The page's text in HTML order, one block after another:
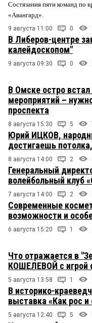
Состязания пяти команд по
«Авангард».
9 августа 11:00 0
В Либеров-центре
калейдоскопом"
9 августа 09:30 0
В Омске остро
мероприятий –
проспекта
8 августа 15:30 5
Юрий ИЦКОВ,
достигаешь
8 августа 14:00 2
Генеральный
волейбольный клуб
7 августа 14:00 2
Современные
возможности и
6 августа 15:20 1
Что отражается в
КОШЕЛЕВОЙ с игрой
5 августа 13:58 1
В историко-
выставка «Как рос
5 августа 12:40 5